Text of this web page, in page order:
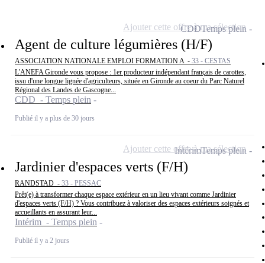
Agent de culture légumières (H/F)
ASSOCIATION NATIONALE EMPLOI FORMATION A - 33 - CESTAS
L'ANEFA Gironde vous propose : 1er producteur indépendant français de carottes,
issu d'une longue lignée d'agriculteurs, située en Gironde au coeur du Parc Naturel
Régional des Landes de Gascogne...
CDD - Temps plein
Publié il y a plus de 30 jours
CDDTemps plein
Ajouter cette offre à ma sélection
Jardinier d'espaces verts (F/H)
RANDSTAD - 33 - PESSAC
Prêt(e) à transformer chaque espace extérieur en un lieu vivant comme Jardinier
d'espaces verts (F/H) ? Vous contribuez à valoriser des espaces extérieurs soignés et
accueillants en assurant leur...
Intérim - Temps plein
Publié il y a 2 jours
IntérimTemps plein
Ajouter cette offre à ma sélection